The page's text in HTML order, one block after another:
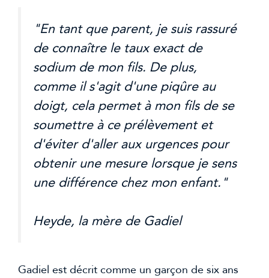
"En tant que parent, je suis rassuré
de connaître le taux exact de
sodium de mon fils. De plus,
comme il s'agit d'une piqûre au
doigt, cela permet à mon fils de se
soumettre à ce prélèvement et
d'éviter d'aller aux urgences pour
obtenir une mesure lorsque je sens
une différence chez mon enfant."
Heyde, la mère de Gadiel
Gadiel est décrit comme un garçon de six ans